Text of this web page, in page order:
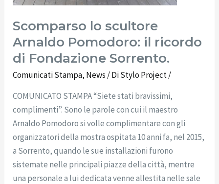
Scomparso lo scultore
Arnaldo Pomodoro: il ricordo
di Fondazione Sorrento.
Comunicati Stampa, News / DiStylo Project/
COMUNICATO STAMPA “Siete stati bravissimi,
complimenti”. Sono le parole con cui il maestro
Arnaldo Pomodoro si volle complimentare con gli
organizzatori della mostra ospitata 10 anni fa, nel 2015,
a Sorrento, quando le sue installazioni furono
sistemate nelle principali piazze della città, mentre
una personale a lui dedicata venne allestita nelle sale